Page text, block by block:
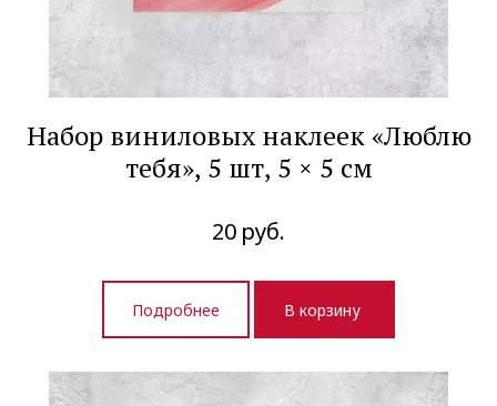
Набор виниловых наклеек «Люблю
тебя», 5 шт, 5 × 5 см
20 руб.
Подробнее В корзину